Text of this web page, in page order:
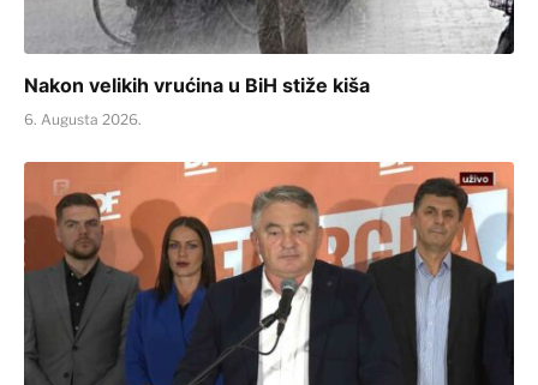
Nakon velikih vrućina u BiH stiže kiša
6. Augusta 2026.